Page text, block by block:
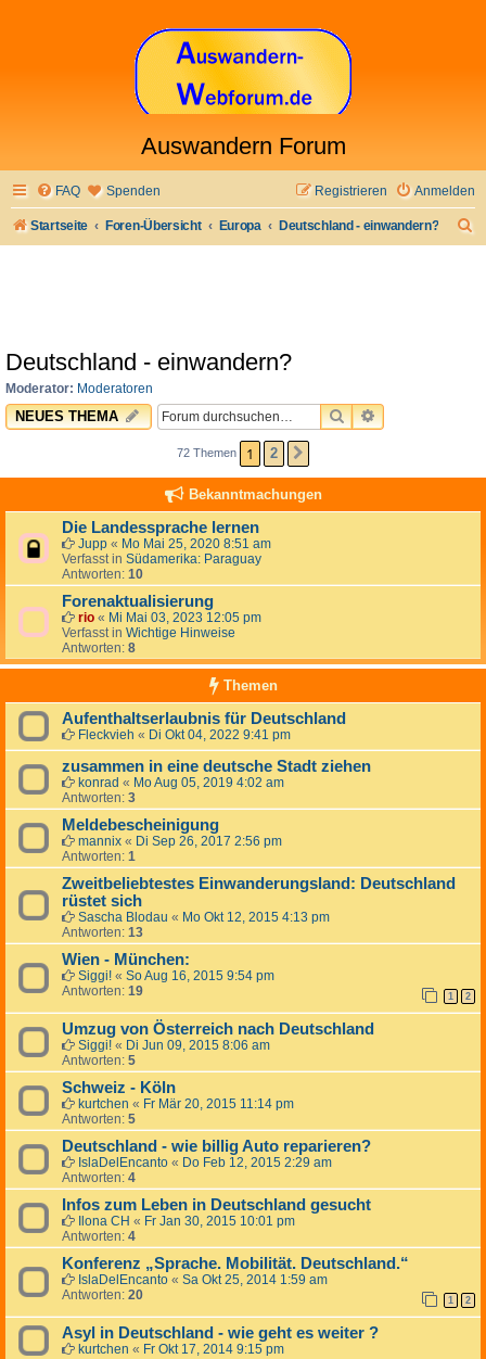
Auswandern Forum
FAQ Spenden Anmelden
Registrieren
Startseite Foren-Übersicht Europa Deutschland - einwandern?
Deutschland - einwandern?
Moderator: Moderatoren
NEUES THEMA SUCHEERWEITERTE
72 Themen 1 2
Bekanntmachungen
Die Landessprache lernen
Jupp « Mo Mai 25, 2020 8:51 am
Verfasst in Südamerika: Paraguay
Antworten: 10
Forenaktualisierung
rio « Mi Mai 03, 2023 12:05 pm
Verfasst in Wichtige Hinweise
Antworten: 8
Themen
Aufenthaltserlaubnis für Deutschland
Fleckvieh « Di Okt 04, 2022 9:41 pm
zusammen in eine deutsche Stadt ziehen
konrad « Mo Aug 05, 2019 4:02 am
Antworten: 3
Meldebescheinigung
mannix « Di Sep 26, 2017 2:56 pm
Antworten: 1
Zweitbeliebtestes Einwanderungsland: Deutschland
rüstet sich
Sascha Blodau « Mo Okt 12, 2015 4:13 pm
Antworten: 13
Wien - München:
Siggi! « So Aug 16, 2015 9:54 pm
Antworten: 19 1 2
Umzug von Österreich nach Deutschland
Siggi! « Di Jun 09, 2015 8:06 am
Antworten: 5
Schweiz - Köln
kurtchen « Fr Mär 20, 2015 11:14 pm
Antworten: 5
Deutschland - wie billig Auto reparieren?
IslaDelEncanto « Do Feb 12, 2015 2:29 am
Antworten: 4
Infos zum Leben in Deutschland gesucht
Ilona CH « Fr Jan 30, 2015 10:01 pm
Antworten: 4
Konferenz „Sprache. Mobilität. Deutschland.“
IslaDelEncanto « Sa Okt 25, 2014 1:59 am
Antworten: 20 1 2
Asyl in Deutschland - wie geht es weiter ?
kurtchen « Fr Okt 17, 2014 9:15 pm